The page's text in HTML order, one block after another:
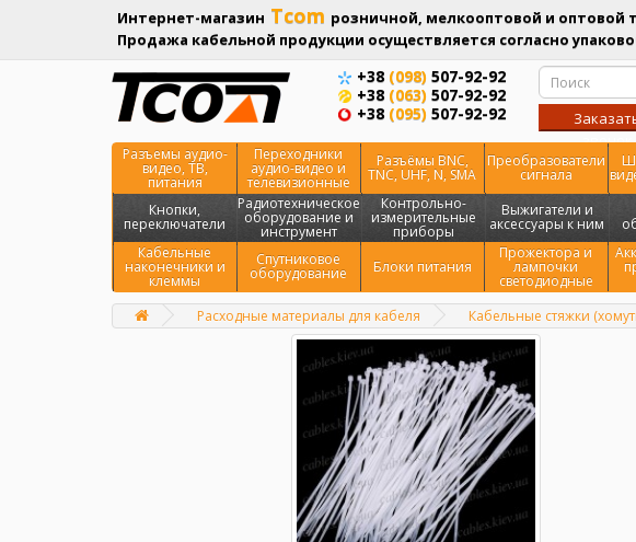
Интернет-магазин Tcom розничной, мелкооптовой и оптовой
Продажа кабельной продукции осуществляется согласно
+38 (098) 507-92-92
+38 (063) 507-92-92
+38 (095) 507-92-92
звонок
Разъемы аудио-
видео, ТВ,
питания
Переходники
аудио-видео и
телевизионные
Разъёмы BNC,
TNC, UHF, N, SMA
Преобразователи
сигнала
Кнопки,
переключатели
Радиотехническое
оборудование и
инструмент
Контрольно-
измерительные
приборы
Выжигатели и
аксессуары к ним
Кабельные
наконечники и
клеммы
Спутниковое
оборудование Блоки питания
Прожектора и
лампочки
светодиодные
Главная
Расходные материалы для кабеля Кабельные стяжки